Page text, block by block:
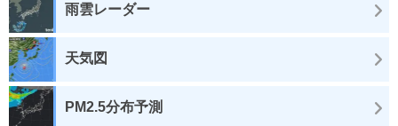
雨雲レーダー
天気図
PM2.5分布予測